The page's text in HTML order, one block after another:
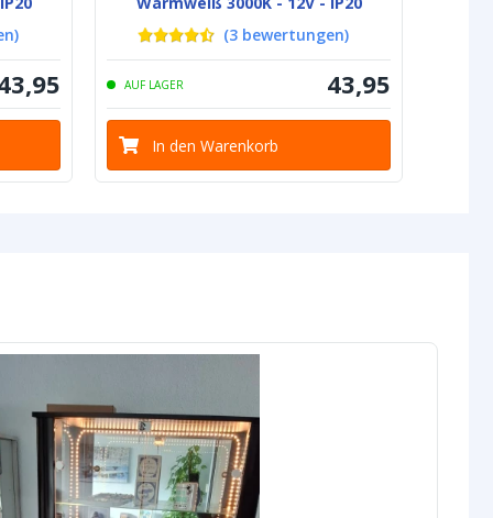
)
,95
(3 bewertungen)
AUF LAGER 43,95
In den Warenkorb